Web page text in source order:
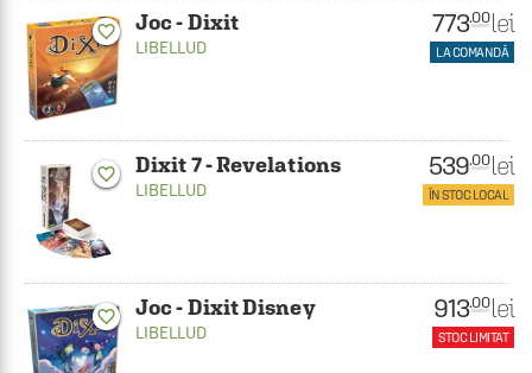
favorite_border Joc - Dixit
LIBELLUD
773.00 lei
LA COMANDĂ
favorite_border Dixit 7 - Revelations
LIBELLUD
539.00 lei
ÎN STOC LOCAL
favorite_border Joc - Dixit Disney
LIBELLUD
913.00 lei
STOC LIMITAT